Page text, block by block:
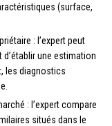
(surface,
: l’expert peut
une estimation
les diagnostics
: l’expert compare
situés dans le